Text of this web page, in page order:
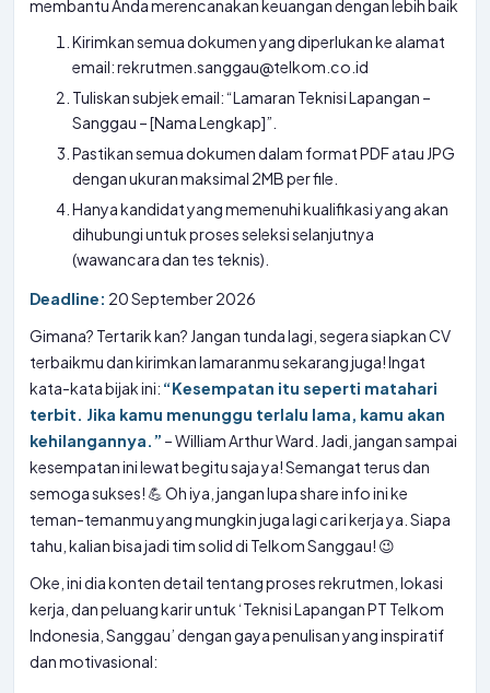
membantu Anda merencanakan keuangan dengan lebih baik
Kirimkan semua dokumen yang diperlukan ke alamat
email: rekrutmen.sanggau@telkom.co.id
Tuliskan subjek email: “Lamaran Teknisi Lapangan –
Sanggau – [Nama Lengkap]”.
Pastikan semua dokumen dalam format PDF atau JPG
dengan ukuran maksimal 2MB per file.
Hanya kandidat yang memenuhi kualifikasi yang akan
dihubungi untuk proses seleksi selanjutnya
(wawancara dan tes teknis).
Deadline: 20 September 2026
Gimana? Tertarik kan? Jangan tunda lagi, segera siapkan CV
terbaikmu dan kirimkan lamaranmu sekarang juga! Ingat
kata-kata bijak ini: “Kesempatan itu seperti matahari
terbit. Jika kamu menunggu terlalu lama, kamu akan
kehilangannya.” – William Arthur Ward. Jadi, jangan sampai
kesempatan ini lewat begitu saja ya! Semangat terus dan
semoga sukses! 💪 Oh iya, jangan lupa share info ini ke
teman-temanmu yang mungkin juga lagi cari kerja ya. Siapa
tahu, kalian bisa jadi tim solid di Telkom Sanggau! 😉
Oke, ini dia konten detail tentang proses rekrutmen, lokasi
kerja, dan peluang karir untuk ‘Teknisi Lapangan PT Telkom
Indonesia, Sanggau’ dengan gaya penulisan yang inspiratif
dan motivasional: